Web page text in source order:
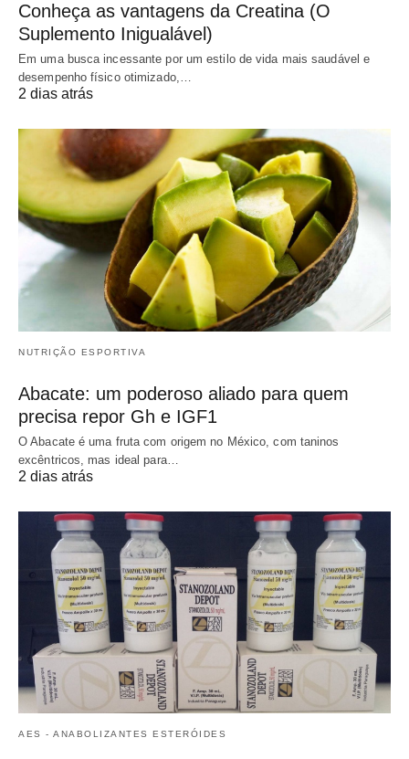
Conheça as vantagens da Creatina (O
Suplemento Inigualável)
Em uma busca incessante por um estilo de vida mais saudável e
desempenho físico otimizado,…
2 dias atrás
NUTRIÇÃO ESPORTIVA
Abacate: um poderoso aliado para quem
precisa repor Gh e IGF1
O Abacate é uma fruta com origem no México, com taninos
excêntricos, mas ideal para…
2 dias atrás
AES - ANABOLIZANTES ESTERÓIDES